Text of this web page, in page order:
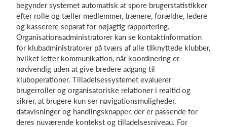
begynder systemet automatisk at spore brugerstatistikker
efter rolle og tæller medlemmer, trænere, forældre, ledere
og kasserere separat for nøjagtig rapportering.
Organisationsadministratorer kan se kontaktinformation
for klubadministratorer på tværs af alle tilknyttede klubber,
hvilket letter kommunikation, når koordinering er
nødvendig uden at give bredere adgang til
kluboperationer. Tilladelsessystemet evaluerer
brugerroller og organisatoriske relationer i realtid og
sikrer, at brugere kun ser navigationsmuligheder,
datavisninger og handlingsknapper, der er passende for
deres nuværende kontekst og tilladelsesniveau. For